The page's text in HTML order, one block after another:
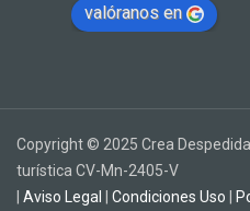
valóranos en
Copyright © 2025 Crea
turística CV-Mn-2405-V
Aviso Legal Condiciones Uso